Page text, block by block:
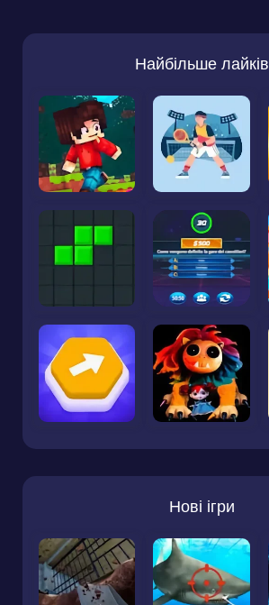
Найбільше лайків
Нові ігри